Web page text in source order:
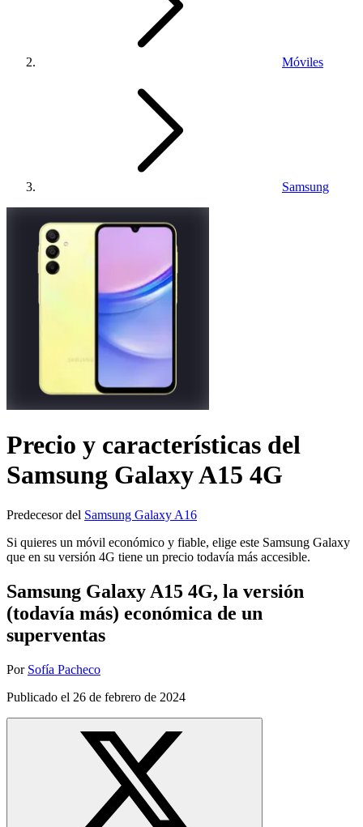
Móviles
Samsung
Precio y características del
Samsung Galaxy A15 4G
Predecesor del Samsung Galaxy A16
Si quieres un móvil económico y fiable, elige este Samsung Galaxy
que en su versión 4G tiene un precio todavía más accesible.
Samsung Galaxy A15 4G, la versión
(todavía más) económica de un
superventas
Por Sofía Pacheco
Publicado el 26 de febrero de 2024